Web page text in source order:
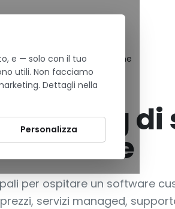
confronto per PMI italiane
• In evidenza
hosting
italiane
per ospitare un software
servizi managed,
e — solo con il tuo
utili. Non facciamo
Dettagli nella
Personalizza